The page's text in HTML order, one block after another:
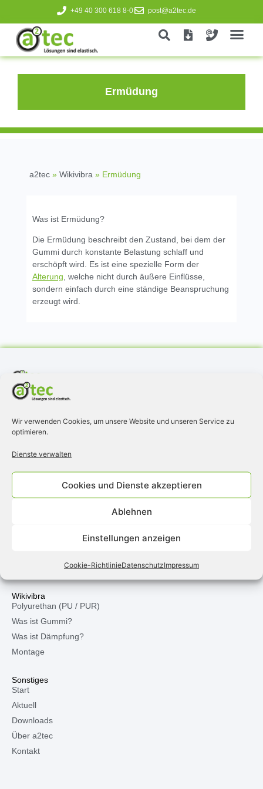
Wir verwenden Cookies, um unsere Website und unseren Service zu
optimieren.
Dienste verwalten
Cookies und Dienste akzeptieren
Ablehnen
Einstellungen anzeigen
Cookie-RichtlinieDatenschutzImpressum
+49 40 300 618 8-0 post@a2tec.de
Ermüdung
a2tec» Wikivibra » Ermüdung
Was ist Ermüdung?
Die Ermüdung beschreibt den Zustand, bei dem der
Gummi durch konstante Belastung schlaff und
erschöpft wird. Es ist eine spezielle Form der
Alterung , welche nicht durch äußere Einflüsse,
sondern einfach durch eine ständige Beanspruchung
erzeugt wird.
Als Systemlieferant rund um die Kautschuk- und
Kunststofftechnik nehmen wir uns die Zeit, um mit Ihnen im
Unsere langjährige Erfahrung im Bereich der Gummitechnik,
unsere hohe Qualität und die hervorragenden Konditionen sind
die Grundlage für eine vertrauensvolle und konstruktive
Schwingungstechnik
Weitere Produkte
Wikivibra
Polyurethan (PU / PUR)
Was ist Gummi?
Was ist Dämpfung?
Montage
Sonstiges
Start
Aktuell
Downloads
Über a2tec
Kontakt